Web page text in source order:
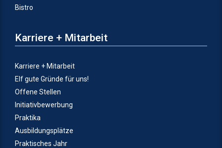
Bistro
Karriere + Mitarbeit
Karriere + Mitarbeit
Elf gute Gründe für uns!
Offene Stellen
Initiativbewerbung
Praktika
Ausbildungsplätze
Praktisches Jahr